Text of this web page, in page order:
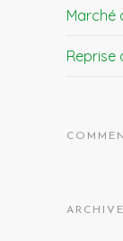
Marché
Reprise